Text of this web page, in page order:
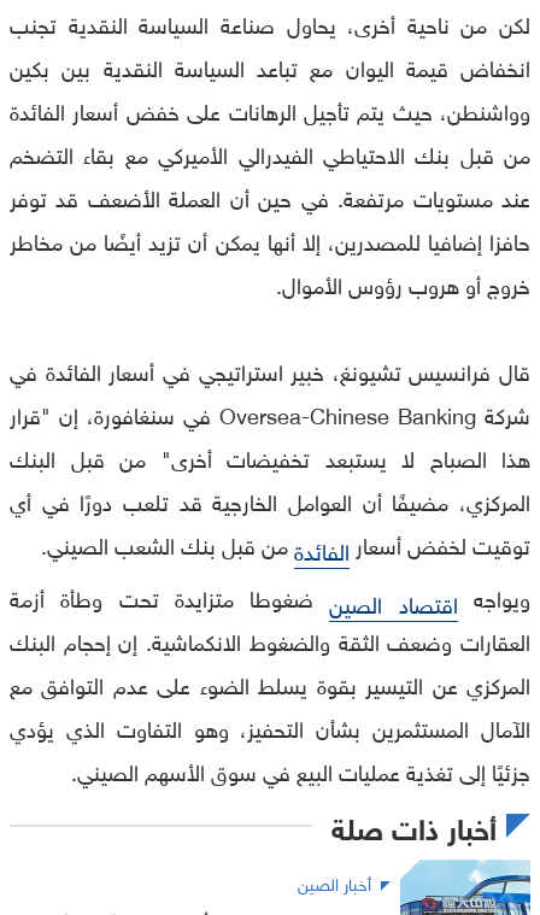
لكن من ناحية أخرى، يحاول صناعة السياسة النقدية تجنب
انخفاض قيمة اليوان مع تباعد السياسة النقدية بين بكين
وواشنطن، حيث يتم تأجيل الرهانات على خفض أسعار الفائدة
من قبل بنك الاحتياطي الفيدرالي الأميركي مع بقاء التضخم
عند مستويات مرتفعة. في حين أن العملة الأضعف قد توفر
حافزا إضافيا للمصدرين، إلا أنها يمكن أن تزيد أيضًا من مخاطر
خروج أو هروب رؤوس الأموال.
قال فرانسيس تشيونغ، خبير استراتيجي في أسعار الفائدة في
شركة Oversea-Chinese Banking في سنغافورة، إن "قرار
هذا الصباح لا يستبعد تخفيضات أخرى" من قبل البنك
المركزي، مضيفًا أن العوامل الخارجية قد تلعب دورًا في أي
توقيت لخفض أسعار الفائدةمن قبل بنك الشعب الصيني.
ويواجه اقتصاد الصين ضغوطا متزايدة تحت وطأة أزمة
العقارات وضعف الثقة والضغوط الانكماشية. إن إحجام البنك
المركزي عن التيسير بقوة يسلط الضوء على عدم التوافق مع
الآمال المستثمرين بشأن التحفيز، وهو التفاوت الذي يؤدي
جزئيًا إلى تغذية عمليات البيع في سوق الأسهم الصيني.
أخبار ذات صلة
أخبار الصين